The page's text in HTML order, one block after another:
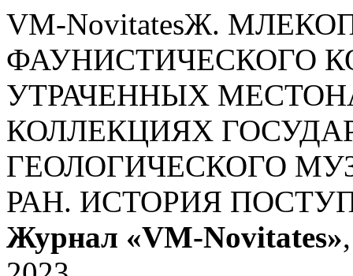
VM-NovitatesЖ.
ФАУНИСТИЧЕСКОГО
УТРАЧЕННЫХ
КОЛЛЕКЦИЯХ
ГЕОЛОГИЧЕСКОГО
РАН. ИСТОРИЯ
Журнал «VM-Novitates»